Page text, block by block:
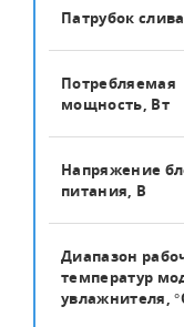
Патрубок
Потребляемая
мощность, Вт
Напряжение
питания, В
Диапазон
температур
увлажнителя,